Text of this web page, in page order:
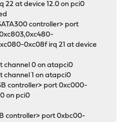
at device 12.0 on pci0
controller> port
0xc08f irq 21 at device
channel 0 on atapci0
channel 1 on atapci0
controller> port 0xc000-
on pci0
controller> port 0xbc00-